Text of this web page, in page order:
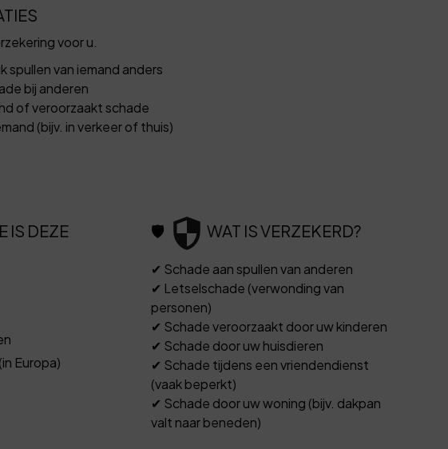
voor u.
van iemand anders
bij anderen
of veroorzaakt schade
(bijv. in verkeer of thuis)
IS DEZE
Europa)
🛡️ WAT IS VERZEKERD?
✔ Schade aan spullen van anderen
✔ Letselschade (verwonding van
personen)
✔ Schade veroorzaakt door uw kinderen
✔ Schade door uw huisdieren
✔ Schade tijdens een vriendendienst
(vaak beperkt)
✔ Schade door uw woning (bijv. dakpan
valt naar beneden)